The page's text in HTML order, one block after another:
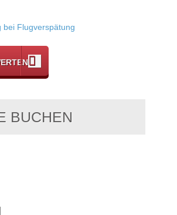
bei Flugverspätung
BUCHEN